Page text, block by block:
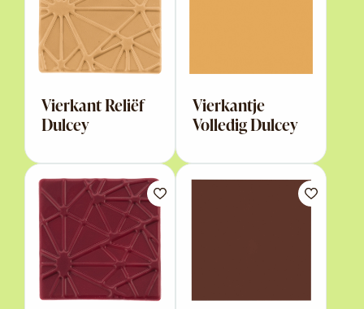
Vierkant Reliëf
Dulcey
Vierkantje
Volledig Dulcey